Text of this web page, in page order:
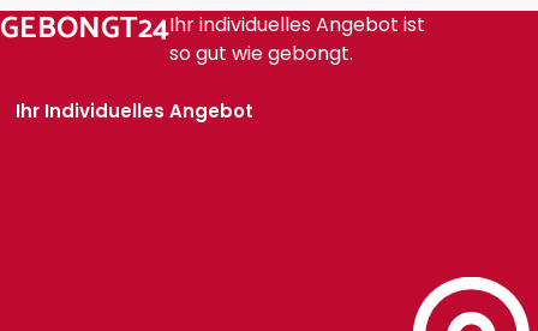
GEBONGT24Ihr individuelles Angebot ist
so gut wie gebongt.
Ihr Individuelles Angebot